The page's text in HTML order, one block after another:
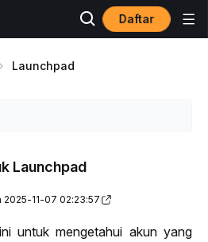
Daftar
Launchpad
Launchpad
11-07 02:23:57
untuk mengetahui akun yang